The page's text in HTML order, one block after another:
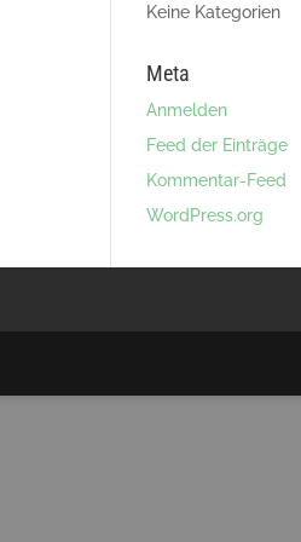
Keine Kategorien
Meta
Anmelden
Feed der Einträge
Kommentar-Feed
WordPress.org